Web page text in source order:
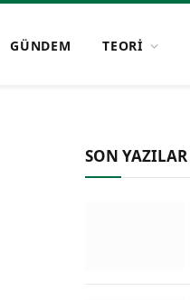
GÜNDEM TEORİ
SON YAZILAR